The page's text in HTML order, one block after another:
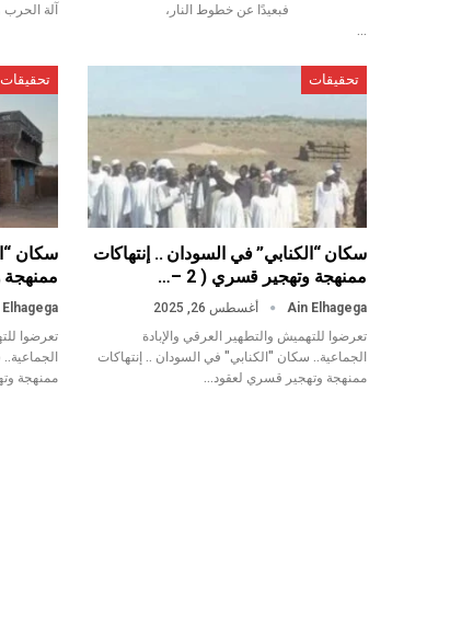
فبعيدًا عن خطوط النار،
…
آلة
تحقيقات
سكان “الكنابي” في السودان .. إنتهاكات
ممنهجة وتهجير قسري ( 2 –…
Ain Elhagega
أغسطس 26, 2025
تعرضوا للتهميش والتطهير العرقي والإبادة
الجماعية.. سكان "الكنابي" في السودان .. إنتهاكات
ممنهجة وتهجير قسري لعقود…
تحقيقات
سكان
ممنهجة
تعرضوا
ممنهجة